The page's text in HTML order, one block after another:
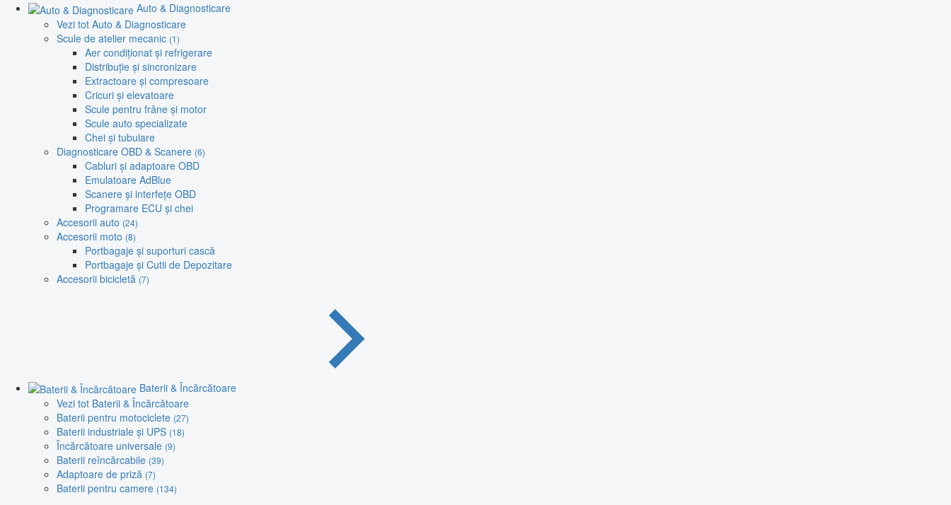
Auto & Diagnosticare
Vezi tot Auto & Diagnosticare
Scule de atelier mecanic (1)
Aer condiționat și refrigerare
Distribuție și sincronizare
Extractoare și compresoare
Cricuri și elevatoare
Scule pentru frâne și motor
Scule auto specializate
Chei și tubulare
Diagnosticare OBD & Scanere (6)
Cabluri și adaptoare OBD
Emulatoare AdBlue
Scanere și interfețe OBD
Programare ECU și chei
Accesorii auto (24)
Accesorii moto (8)
Portbagaje și suporturi cască
Portbagaje și Cutii de Depozitare
Accesorii bicicletă (7)
Baterii & Încărcătoare
Vezi tot Baterii & Încărcătoare
Baterii pentru motociclete (27)
Baterii industriale și UPS (18)
Încărcătoare universale (9)
Baterii reîncărcabile (39)
Adaptoare de priză (7)
Baterii pentru camere (134)